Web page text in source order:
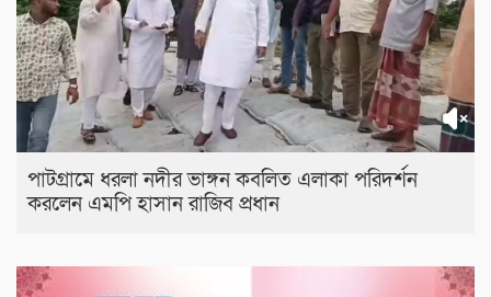
পাটগ্রামে ধরলা নদীর ভাঙ্গন কবলিত এলাকা পরিদর্শন
করলেন এমপি হাসান রাজিব প্রধান